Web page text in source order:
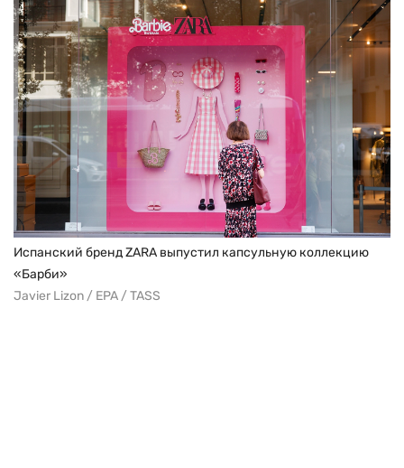
Испанский бренд ZARA выпустил капсульную коллекцию
«Барби»
Javier Lizon / EPA / TASS